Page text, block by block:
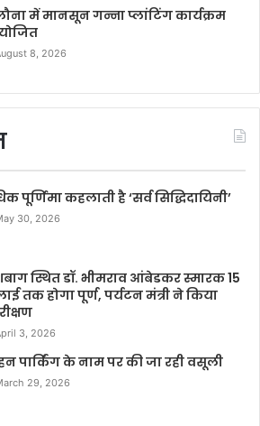
में मानसून गन्ना प्लांटिंग कार्यक्रम
8, 2026
पूर्णिमा कहलाती है ‘सर्व सिद्धिदायिनी’
30, 2026
स्थित डॉ. भीमराव आंबेडकर स्मारक 15
तक होगा पूर्ण, पर्यटन मंत्री ने किया
3, 2026
पार्किंग के नाम पर की जा रही वसूली
29, 2026